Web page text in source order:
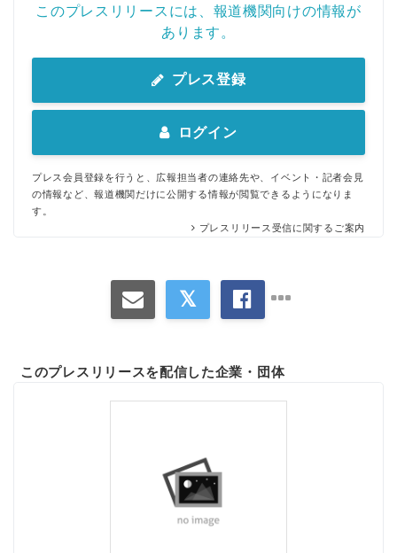
このプレスリリースには、報道機関向けの情報が
あります。
プレス登録
ログイン
プレス会員登録を行うと、広報担当者の連絡先や、イベント・記者会見
の情報など、報道機関だけに公開する情報が閲覧できるようになりま
す。
プレスリリース受信に関するご案内
このプレスリリースを配信した企業・団体